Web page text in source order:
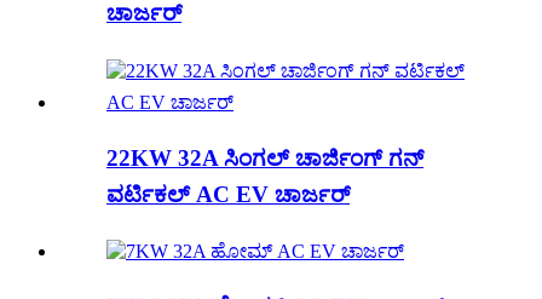
ಚಾರ್ಜರ್
22KW 32A ಸಿಂಗಲ್ ಚಾರ್ಜಿಂಗ್ ಗನ್
ವರ್ಟಿಕಲ್ AC EV ಚಾರ್ಜರ್